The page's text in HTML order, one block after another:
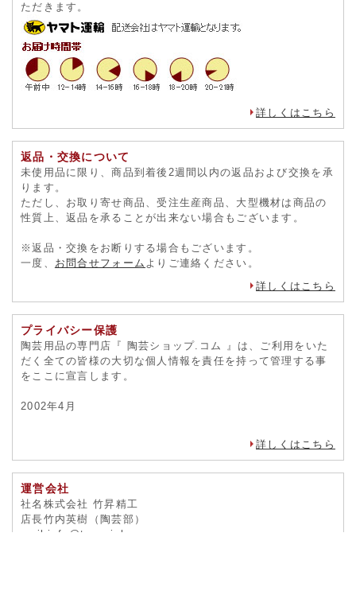
ただきます。
詳しくはこちら
返品・交換について
未使用品に限り、商品到着後2週間以内の返品および交換を承
ります。
ただし、お取り寄せ商品、受注生産商品、大型機材は商品の
性質上、返品を承ることが出来ない場合もございます。
※返品・交換をお断りする場合もございます。
一度、 お問合せフォーム よりご連絡ください。
詳しくはこちら
プライバシー保護
陶芸用品の専門店『 陶芸ショップ.コム 』は、ご利用をいた
だく全ての皆様の大切な個人情報を責任を持って管理する事
をここに宣言します。
2002年4月
詳しくはこちら
運営会社
社名株式会社 竹昇精工
店長竹内英樹（陶芸部）
mail info@tougeishop.com